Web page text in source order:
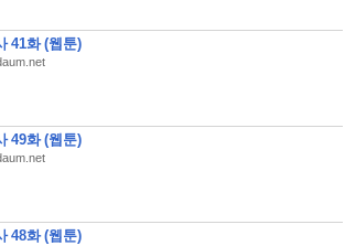
41화 (웹툰)
49화 (웹툰)
48화 (웹툰)